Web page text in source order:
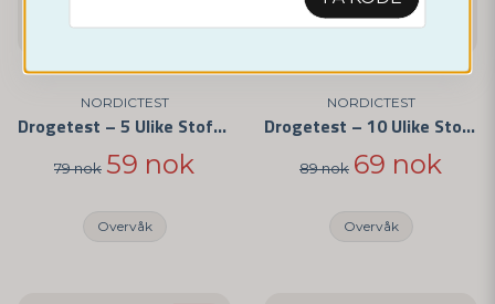
NORDICTEST
Drogetest – 5 Ulike Stoffer
79 nok 59 nok
Overvåk
NORDICTEST
Drogetest – 10 Ulike Stoffer
89 nok 69 nok
Overvåk